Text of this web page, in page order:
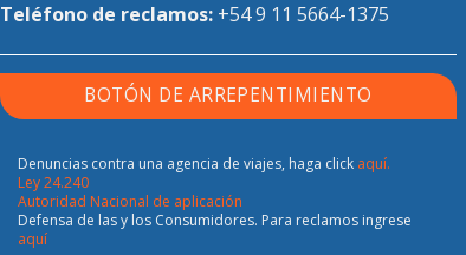
Teléfono de reclamos: +54 9 11 5664-1375
BOTÓN DE ARREPENTIMIENTO
Denuncias contra una agencia de viajes, haga click aquí.
Ley 24.240
Autoridad Nacional de aplicación
Defensa de las y los Consumidores. Para reclamos ingrese
aquí